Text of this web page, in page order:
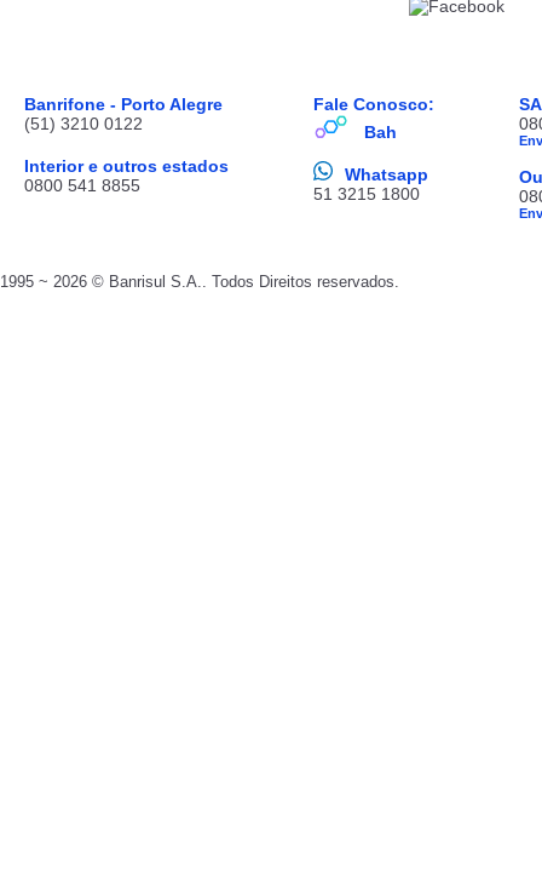
Banrifone - Porto Alegre
(51) 3210 0122
Interior e outros estados
0800 541 8855
Fale Conosco:
Bah
Whatsapp
51 3215 1800
1995 ~ 2026 © Banrisul S.A.. Todos Direitos reservados.